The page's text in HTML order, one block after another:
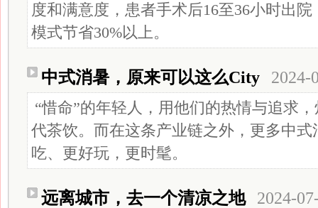
度和满意度，患者手术后16至36小时出
模式节省30%以上。
中式消暑，原来可以这么City 2024-
“惜命”的年轻人，用他们的热情与追求
代茶饮。而在这条产业链之外，更多中
吃、更好玩，更时髦。
远离城市，去一个清凉之地 2024-